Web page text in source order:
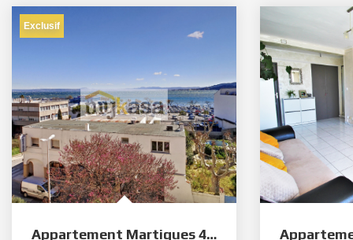
Exclusif
Appartement Martigues 4/5 pièce(s) 77 m2